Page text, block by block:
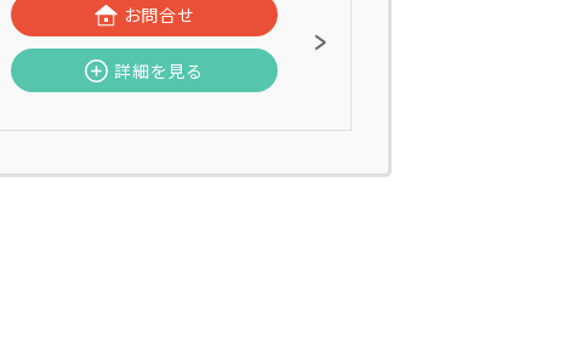
お問合せ
詳細を見る